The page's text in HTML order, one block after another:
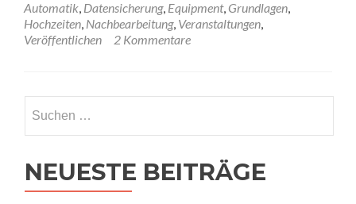
Wie
du
auf
kannst
Automatik, Datensicherung, Equipment, Grundlagen,
Hochzeiten, Nachbearbeitung, Veranstaltungen,
Veröffentlichen
2 Kommentare
nach:
NEUESTE BEITRÄGE